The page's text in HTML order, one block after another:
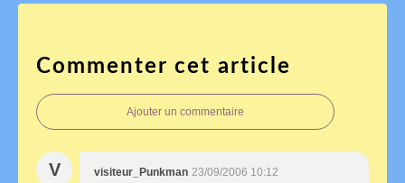
Commenter cet article
Ajouter un commentaire
V visiteur_Punkman 23/09/2006 10:12